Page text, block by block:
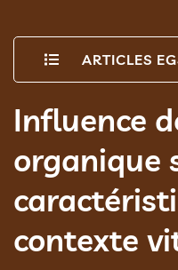
ARTICLES
Influence
organique
contexte